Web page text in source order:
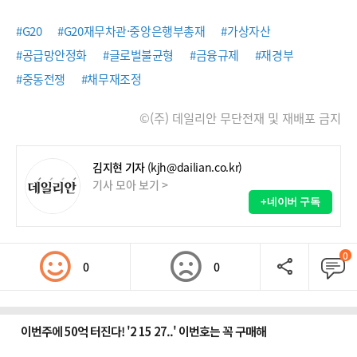
#G20 #G20재무차관·중앙은행부총재
#가상자산
#공급망안정화
#글로벌불균형 #금융규제
#재경부
#중동전쟁
#채무재조정
©(주) 데일리안 무단전재 및 재배포 금지
김지현 기자 (kjh@dailian.co.kr)
기사 모아 보기 >
+네이버 구독
0 0
0